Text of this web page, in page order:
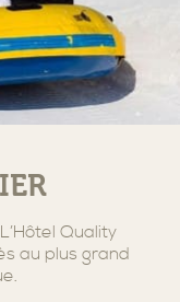
Quality
au plus grand